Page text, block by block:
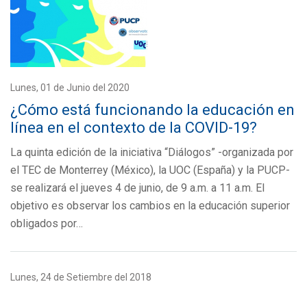
Lunes, 01 de Junio del 2020
¿Cómo está funcionando la educación en
línea en el contexto de la COVID-19?
La quinta edición de la iniciativa “Diálogos” -organizada por
el TEC de Monterrey (México), la UOC (España) y la PUCP-
se realizará el jueves 4 de junio, de 9 a.m. a 11 a.m. El
objetivo es observar los cambios en la educación superior
obligados por…
Lunes, 24 de Setiembre del 2018